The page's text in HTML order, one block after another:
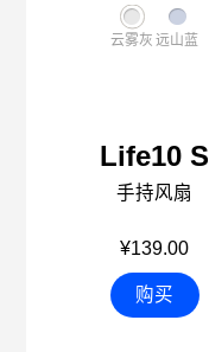
云雾灰 远山蓝
Life10 S
手持风扇
¥139.00
购买